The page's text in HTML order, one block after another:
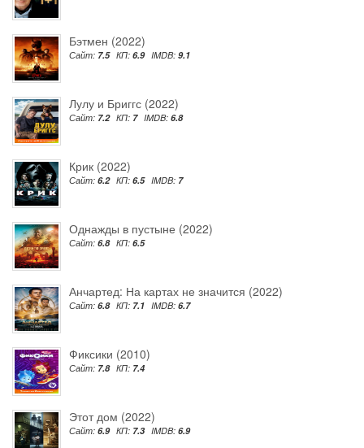
Бэтмен (2022)
Сайт: 7.5 КП: 6.9 IMDB: 9.1
Лулу и Бриггс (2022)
Сайт: 7.2 КП: 7 IMDB: 6.8
Крик (2022)
Сайт: 6.2 КП: 6.5 IMDB: 7
Однажды в пустыне (2022)
Сайт: 6.8 КП: 6.5
Анчартед: На картах не значится (2022)
Сайт: 6.8 КП: 7.1 IMDB: 6.7
Фиксики (2010)
Сайт: 7.8 КП: 7.4
Этот дом (2022)
Сайт: 6.9 КП: 7.3 IMDB: 6.9